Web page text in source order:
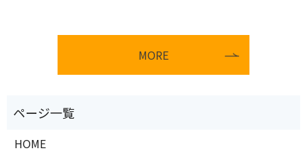
MORE
HOME